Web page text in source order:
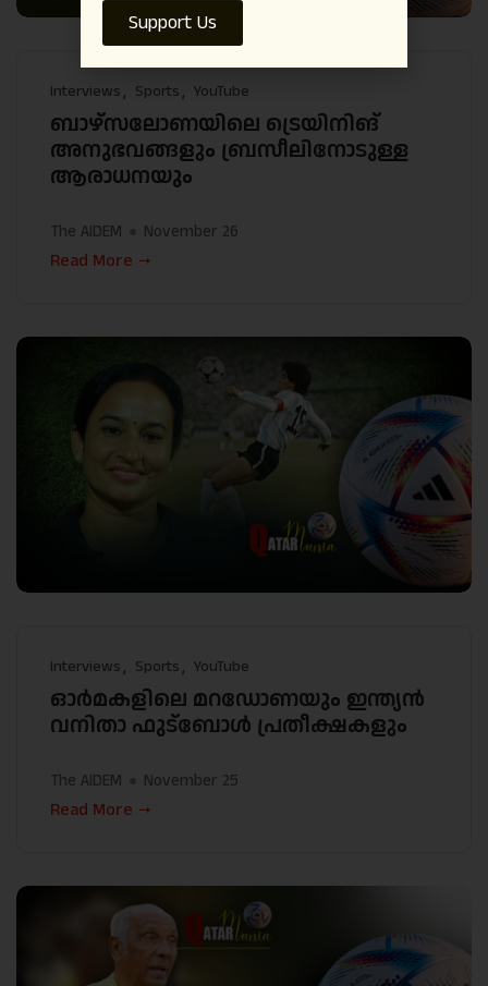
Interviews Sports YouTube
ബാഴ്‌സലോണയിലെ ട്രെയിനിങ്
അനുഭവങ്ങളും ബ്രസീലിനോടുള്ള
ആരാധനയും
The AIDEM November 26
Read More
Interviews Sports YouTube
ഓർമകളിലെ മറഡോണയും ഇന്ത്യൻ
വനിതാ ഫുട്ബോൾ പ്രതീക്ഷകളും
The AIDEM November 25
Read More
Support Us